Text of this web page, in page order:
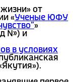
от
«Ученые ЮФУ
»
N») и
в условиях